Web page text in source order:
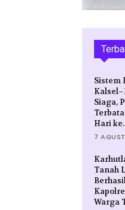
Sistem
Siaga,
Hari
7
Tanah
Warga